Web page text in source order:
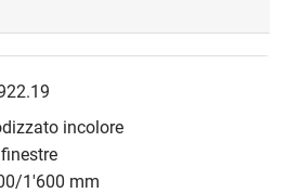
incolore
1'600 mm